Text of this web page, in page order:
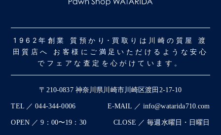
1962年創業 質預かり･買取りは川崎の質屋 渡
田質店へ お客様にご満足いただけるような安心
でフェアな査定を心がけています。
〒210-0837 神奈川県川崎市川崎区渡田2-17-10
TEL ／ 044-344-0006 E-MAIL ／ info@watarida710.com
OPEN ／ 9：00〜19：30 CLOSE ／ 毎週水曜日・日曜日